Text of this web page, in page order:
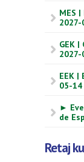
MES
GEK
EEK |
05-14
►
de
Retaj